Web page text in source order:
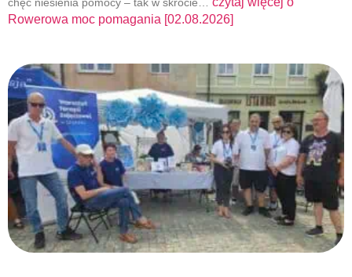
chęć niesienia pomocy – tak w skrócie…
Rowerowa moc pomagania [02.08.2026]